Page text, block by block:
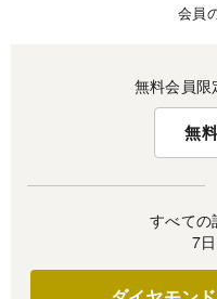
会員
無料会員限
無
すべての
7